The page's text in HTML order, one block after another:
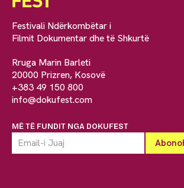
Festivali Ndërkombëtar i
Filmit Dokumentar dhe të Shkurtë
Rruga Marin Barleti
20000 Prizren, Kosovë
+383 49 150 800
info@dokufest.com
MË TË FUNDIT NGA DOKUFEST